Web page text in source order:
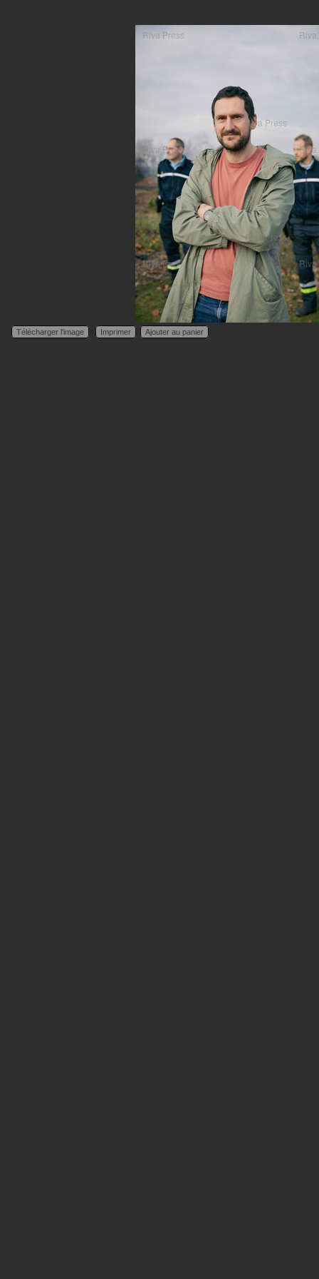
Télécharger l'image Imprimer Ajouter au panier